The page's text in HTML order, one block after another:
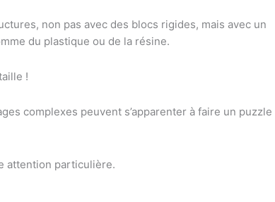
non pas avec des blocs rigides, mais avec un
du plastique ou de la résine.
!
complexes peuvent s’apparenter à faire un puzzle
attention particulière.